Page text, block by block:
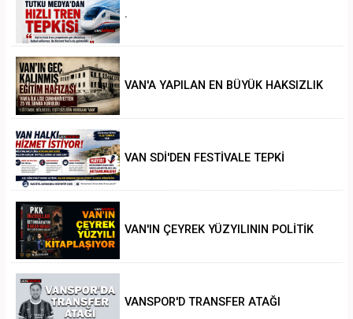
.
VAN'A YAPILAN EN BÜYÜK HAKSIZLIK
VAN SDİ'DEN FESTİVALE TEPKİ
VAN'IN ÇEYREK YÜZYILININ POLİTİK
VANSPOR'D TRANSFER ATAĞI